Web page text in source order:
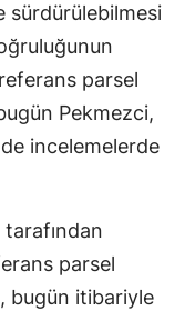
sürdürülebilmesi
parsel
Pekmezci,
incelemelerde
parsel
bugün itibariyle